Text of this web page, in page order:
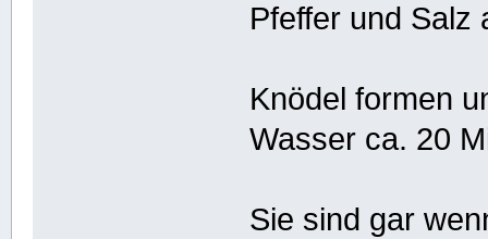
Pfeffer und Salz
Knödel formen
Wasser ca. 20
Sie sind gar